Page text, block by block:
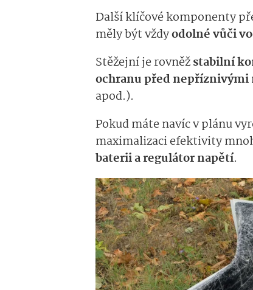
Další klíčové komponenty
měly být vždyodolné vůči
Stěžejní je rovněžstabilní
ochranu před
apod.).
Pokud máte navíc v plánu
maximalizaci efektivity
baterii a regulátor napětí.